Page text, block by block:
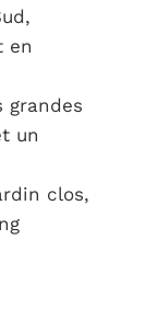
en
grandes
un
clos,